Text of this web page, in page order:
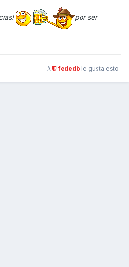
por ser
A fededb le gusta esto